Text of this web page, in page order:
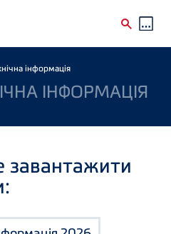
інформація
ІНФОРМАЦІЯ
завантажити